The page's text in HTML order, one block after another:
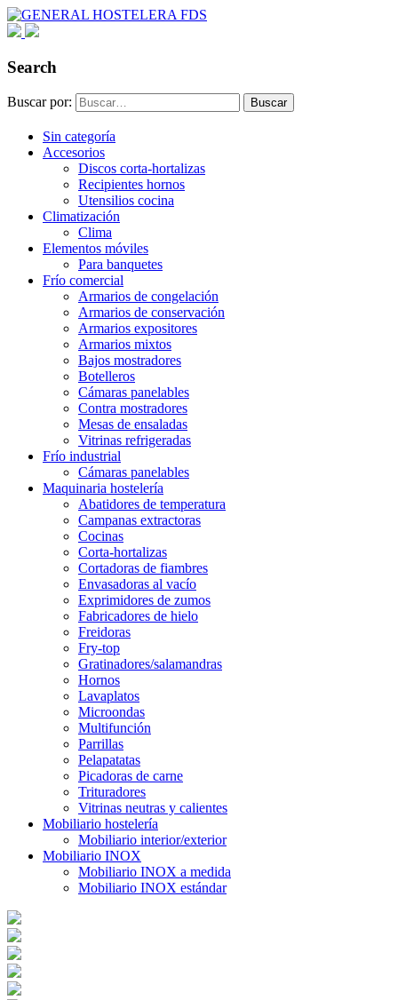
Search
Buscar por: Buscar
Sin categoría
Accesorios
Discos corta-hortalizas
Recipientes hornos
Utensilios cocina
Climatización
Clima
Elementos móviles
Para banquetes
Frío comercial
Armarios de congelación
Armarios de conservación
Armarios expositores
Armarios mixtos
Bajos mostradores
Botelleros
Cámaras panelables
Contra mostradores
Mesas de ensaladas
Vitrinas refrigeradas
Frío industrial
Cámaras panelables
Maquinaria hostelería
Abatidores de temperatura
Campanas extractoras
Cocinas
Corta-hortalizas
Cortadoras de fiambres
Envasadoras al vacío
Exprimidores de zumos
Fabricadores de hielo
Freidoras
Fry-top
Gratinadores/salamandras
Hornos
Lavaplatos
Microondas
Multifunción
Parrillas
Pelapatatas
Picadoras de carne
Trituradores
Vitrinas neutras y calientes
Mobiliario hostelería
Mobiliario interior/exterior
Mobiliario INOX
Mobiliario INOX a medida
Mobiliario INOX estándar